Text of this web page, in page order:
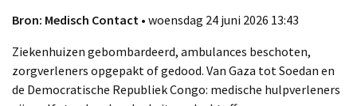
Bron: Medisch Contact • woensdag 24 juni 2026 13:43
Ziekenhuizen gebombardeerd, ambulances beschoten,
zorgverleners opgepakt of gedood. Van Gaza tot Soedan en
de Democratische Republiek Congo: medische hulpverleners